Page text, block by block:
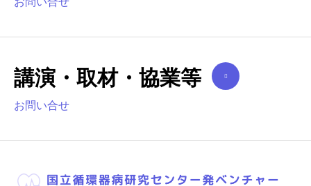
講演・取材・協業等
お問い合せ